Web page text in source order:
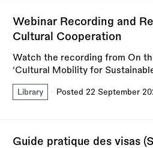
Webinar Recording and
Cultural Cooperation
Watch the recording from On
‘Cultural Mobility for
Library Posted 22 September
Guide pratique des visas